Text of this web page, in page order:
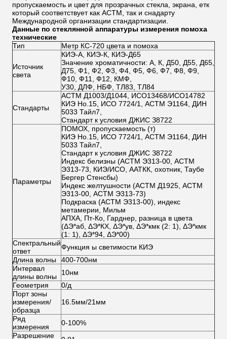
пропускаемость и цвет для прозрачных стекла, экрана, етк
который соответствует как АСТМ, так и снадарту
Международной организации стандартизации.
Данные по стеклянной аппаратуры измерения помоха
технические
Тип
Метр КС-720 цвета и помоха
Источник
света
КИЭ-А, КИЭ-К, КИЭ-Д65
Значение хроматичности: А, К, Д50, Д55, Д65,
Д75, Ф1, Ф2, Ф3, Ф4, Ф5, Ф6, Ф7, Ф8, Ф9,
Ф10, Ф11, Ф12, КМФ,
У30, ДЛФ, НБФ, ТЛ83, ТЛ84
Стандарты
АСТМ Д1003/Д1044, ИСО13468/ИСО14782
КИЭ Но.15, ИСО 7724/1, АСТМ Э1164, ДИН
5033 Тайл7,
Стандарт к условия ДЖИС З8722
Параметры
ПОМОХ, пропускаемость (т)
КИЭ Но.15, ИСО 7724/1, АСТМ Э1164, ДИН
5033 Тайл7,
Стандарт к условия ДЖИС З8722
Индекс белизны (АСТМ Э313-00, АСТМ
Э313-73, КИЭ/ИСО, ААТКК, охотник, Таубе
Бергер Стенсбы)
Индекс желтушности (АСТМ Д1925, АСТМ
Э313-00, АСТМ Э313-73)
Подкраска (АСТМ Э313-00), индекс
метамерии, Мильм
АПХА, Пт-Ко, Гарднер, разница в цвета
(ΔЭ*аб, ΔЭ*КХ, ΔЭ*ув, ΔЭ*кмк (2: 1), ΔЭ*кмк
(1: 1), ΔЭ*94, ΔЭ*00)
Спектральный
ответ
Функция ы светимости КИЭ
Длина волны
400-700нм
Интервал
длины волны
10нм
Геометрия
0/д
Порт зоны
измерения/
образца
16.5мм/21мм
Ряд
измерения
0-100%
Разрешение